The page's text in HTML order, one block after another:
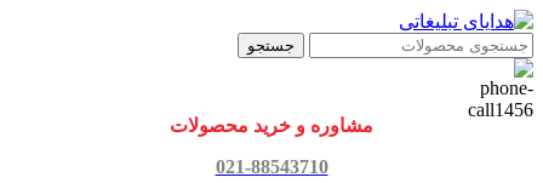
جستجو
مشاوره و خرید محصولات
021-88543710